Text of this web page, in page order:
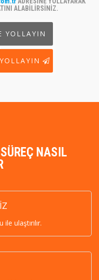
ALABİLİRSİNİZ.
YOLLAYIN
NASIL
ulaştırılır.